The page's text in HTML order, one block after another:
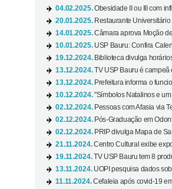
04.02.2025.Obesidade II ou III com
20.01.2025. Restaurante
14.01.2025.Câmara aprova Moção
10.01.2025. USP Bauru: Confira
19.12.2024. Biblioteca divulga
13.12.2024.TV USP Bauru é campeã
13.12.2024. Prefeitura informa o
10.12.2024."Símbolos Natalinos e
02.12.2024. Pessoas com Afasia via
02.12.2024. Pós-Graduação em
02.12.2024. PRIP divulga Mapa de
21.11.2024.Centro Cultural exibe
19.11.2024.TV USP Bauru tem 8
13.11.2024. UOPI pesquisa dados
11.11.2024.Cefaleia após covid-19